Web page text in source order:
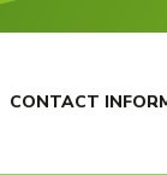
CONTACT